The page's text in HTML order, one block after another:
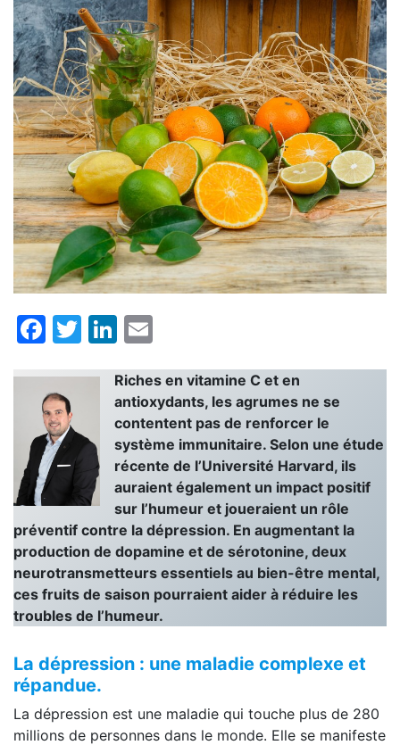
Facebook
TwitterLinkedIn
Riches en vitamine C et en
antioxydants, les agrumes ne se
contentent pas de renforcer le
système immunitaire. Selon une étude
récente de l’Université Harvard, ils
auraient également un impact positif
sur l’humeur et joueraient un rôle
préventif contre la dépression. En augmentant la
production de dopamine et de sérotonine, deux
neurotransmetteurs essentiels au bien-être mental,
ces fruits de saison pourraient aider à réduire les
troubles de l’humeur.
La dépression : une maladie complexe et
répandue.
La dépression est une maladie qui touche plus de 280
millions de personnes dans le monde. Elle se manifeste